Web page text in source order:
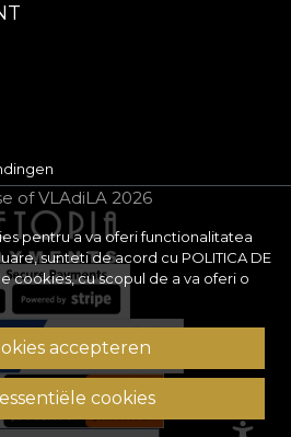
pentru a va oferi functionalitatea
sunteti de acord cu POLITICA DE
cookies, cu scopul de a va oferi o
accepteren
cookies
of VLAdiLA 2026